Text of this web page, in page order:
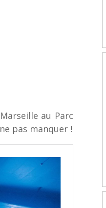
au Parc
pas manquer !